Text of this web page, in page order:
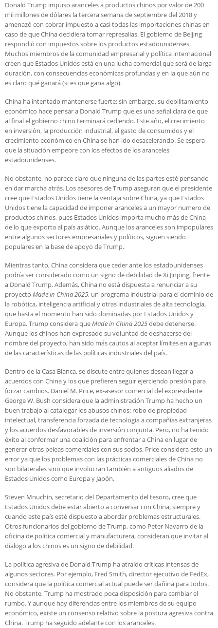
Donald Trump impuso aranceles a productos chinos por valor de 200
mil millones de dólares la tercera semana de septiembre del 2018 y
amenazó con cobrar impuesto a casi todas las importaciones chinas en
caso de que China decidiera tomar represalias. El gobierno de Beijing
respondió con impuestos sobre los productos estadounidenses.
Muchos miembros de la comunidad empresarial y política internacional
creen que Estados Unidos está en una lucha comercial que será de larga
duración, con consecuencias económicas profundas y en la que aún no
es claro qué ganará (si es que gana algo).
China ha intentado mantenerse fuerte; sin embargo, su debilitamiento
económico hace pensar a Donald Trump que es una señal clara de que
al final el gobierno chino terminará cediendo. Este año, el crecimiento
en inversión, la producción industrial, el gasto de consumidos y el
crecimiento económico en China se han ido desacelerando. Se espera
que la situación empeore con los efectos de los aranceles
estadounidenses.
No obstante, no parece claro que ninguna de las partes esté pensando
en dar marcha atrás. Los asesores de Trump aseguran que el presidente
cree que Estados Unidos tiene la ventaja sobre China, ya que Estados
Unidos tiene la capacidad de imponer aranceles a un mayor numero de
productos chinos, pues Estados Unidos importa mucho más de China
de lo que exporta al país asiático. Aunque los aranceles son impopulares
entre algunos sectores empresariales y políticos, siguen siendo
populares en la base de apoyo de Trump.
Mientras tanto, China considera que ceder ante los estadounidenses
podría ser considerado como un signo de debilidad de Xi Jinping, frente
a Donald Trump. Además, China no está dispuesta a renunciar a su
proyecto Made in China 2025, un programa industrial para el dominio de
la robótica, inteligencia artificial y otras industriales de alta tecnología,
que hasta el momento han sido dominadas por Estados Unidos y
Europa. Trump considera queMade in China 2025debe detenerse.
Aunque los chinos han expresado su voluntad de deshacerse del
nombre del proyecto, han sido más cautos al aceptar límites en algunas
de las características de las políticas industriales del país.
Dentro de la Casa Blanca, se discute entre quienes desean llegar a
acuerdos con China y los que prefieren seguir ejerciendo presión para
forzar cambios. Daniel M. Price, ex-asesor comercial del expresidente
George W. Bush considera que la administración Trump ha hecho un
buen trabajo al catalogar los abusos chinos: robo de propiedad
intelectual, transferencia forzada de tecnología a compañías extranjeras
y los acuerdos desfavorables de inversión conjunta. Pero, no ha tenido
éxito al conformar una coalición para enfrentar a China en lugar de
generar otras peleas comerciales con sus socios. Price considera esto un
error ya que los problemas con las prácticas comerciales de China no
son bilaterales sino que involucran también a antiguos aliados de
Estados Unidos como Europa y Japón.
Steven Mnuchin, secretario del Departamento del tesoro, cree que
Estados Unidos debe estar abierto a conversar con China, siempre y
cuando este país esté dispuesto a abordar problemas estructurales.
Otros funcionarios del gobierno de Trump, como Peter Navarro de la
oficina de política comercial y manufacturera, consideran que invitar al
dialogo a los chinos es un signo de debilidad.
La política agresiva de Donald Trump ha atraído críticas intensas de
algunos sectores. Por ejemplo, Fred Smith, director ejecutivo de FedEx,
considera que la política comercial actual puede ser dañina para todos.
No obstante, Trump ha mostrado poca disposición para cambiar el
rumbo. Y aunque hay diferencias entre los miembros de su equipo
económico, existe un consenso relativo sobre la postura agresiva contra
China. Trump ha seguido adelante con los aranceles.